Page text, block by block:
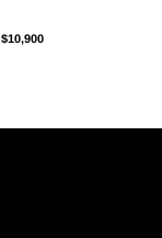
$10,900